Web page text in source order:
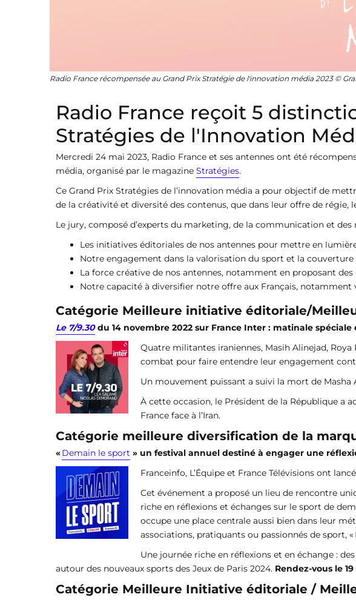
Radio France récompensée au Grand Prix Stratégie de l'innovation média 2023 ©
Radio France reçoit 5
Stratégies de l'Innovation
Mercredi 24 mai 2023, Radio France et ses antennes ont été
média, organisé par le magazine Stratégies.
Ce Grand Prix Stratégies de l’innovation média a pour objectif de
de la créativité et diversité des contenus, que dans leur offre de
Le jury, composé d’experts du marketing, de la communication et
Les initiatives éditoriales de nos antennes pour mettre en
Notre engagement dans la valorisation du sport et la
La force créative de nos antennes, notamment en proposant
Notre capacité à diversifier notre offre aux Français, notamment
Catégorie Meilleure initiative éditoriale/
Le 7/9.30du 14 novembre 2022 sur France Inter : matinale
Quatre militantes iraniennes, Masih Alinejad,
combat pour faire entendre leur engagement
Un mouvement puissant a suivi la mort de Masha
À cette occasion, le Président de la République a
France face à l’Iran.
Catégorie meilleure diversification de la
«Demain le sport » un festival annuel destiné à engager une
Franceinfo, L’Équipe et France Télévisions ont
Cet événement a proposé un lieu de rencontre
riche en réflexions et échanges sur le sport de
occupe une place centrale aussi bien dans leur
associations, pratiquants ou passionnés de sport,
Une journée riche en réflexions et en échange :
autour des nouveaux sports des Jeux de Paris 2024. Rendez-vous le
Catégorie Meilleure Initiative éditoriale /